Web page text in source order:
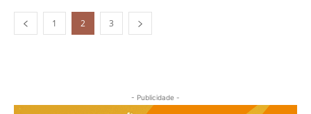
1 2 3
- Publicidade -